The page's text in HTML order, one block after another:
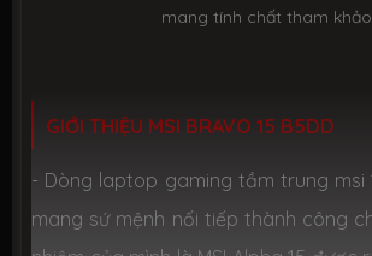
hợp
chuyên
mang tính chất tham
GIỚI THIỆU MSI BRAVO 15 B5DD
- Dòng laptop gaming tầm trung msi
mang sứ mệnh nối tiếp thành công